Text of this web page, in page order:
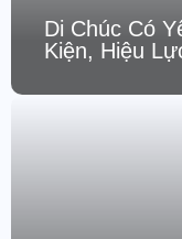
Di Chúc Có
Kiện, Hiệu